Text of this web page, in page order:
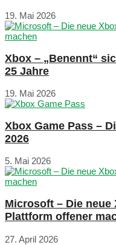
19. Mai 2026
Xbox – „Benennt“
25 Jahre
19. Mai 2026
Xbox Game Pass –
2026
5. Mai 2026
Microsoft – Die
Plattform offener
27. April 2026